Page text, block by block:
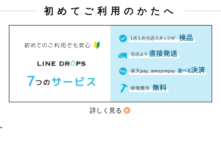
初めてご利用のかたへ
詳しく見る
"